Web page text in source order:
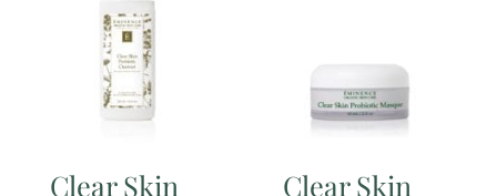
Clear Skin
Clear Skin